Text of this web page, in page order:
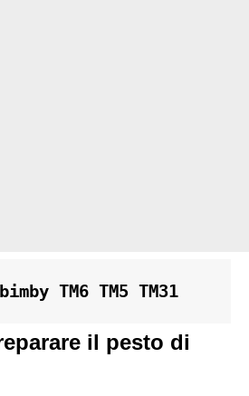
TM6 TM5 TM31
il pesto di